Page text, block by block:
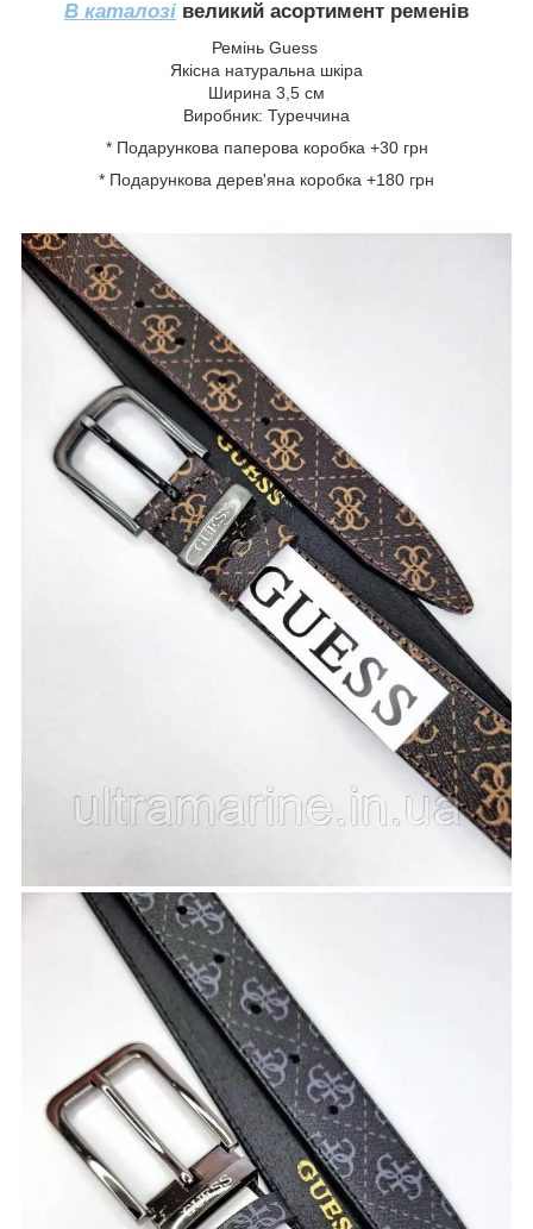
В каталозі великий асортимент ременів
Ремінь Guess
Якісна натуральна шкіра
Ширина 3,5 см
Виробник: Туреччина
* Подарункова паперова коробка +30 грн
* Подарункова дерев'яна коробка +180 грн